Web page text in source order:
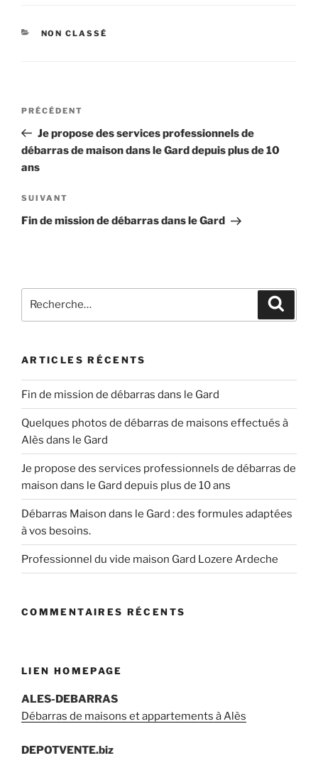
CATÉGORIES
NON CLASSÉ
Navigation
l’article
Article
précédent
PRÉCÉDENT
Je propose des services professionnels de
débarras de maison dans le Gard depuis plus de 10
ans
Article
suivant
SUIVANT
Fin de mission de débarras dans le Gard
pour
ARTICLES RÉCENTS
Fin de mission de débarras dans le Gard
Quelques photos de débarras de maisons effectués à
Alès dans le Gard
Je propose des services professionnels de débarras de
maison dans le Gard depuis plus de 10 ans
Débarras Maison dans le Gard : des formules adaptées
à vos besoins.
Professionnel du vide maison Gard Lozere Ardeche
COMMENTAIRES RÉCENTS
LIEN HOMEPAGE
ALES-DEBARRAS
Débarras de maisons et appartements à Alès
DEPOTVENTE.biz